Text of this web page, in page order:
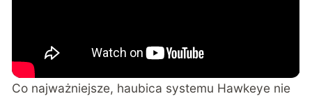
Co najważniejsze, haubica systemu Hawkeye nie